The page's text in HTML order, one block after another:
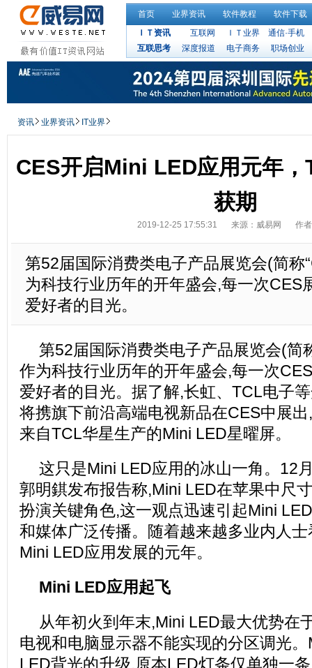
首页 业界资讯 软件教程
软件下载
ＩＴ资讯
互联网 ＩＴ业界
通信·手机
互联思考
深度报道 电子商务 职场创业
资讯 业界资讯 IT业界
CES开启Mini LED应用元年，
获期
2019-12-25 17:55:31 来源：威易网 作
第52届国际消费类电子产品展览会(简称
为科技行业历年的开年盛会,每一次CES
爱好者的目光。
第52届国际消费类电子产品展览会(简
作为科技行业历年的开年盛会,每一次
爱好者的目光。据了解,长虹、TCL电子
将携旗下前沿高端电视新品在CES中展
来自TCL华星生产的Mini LED星曜屏。
这只是Mini LED应用的冰山一角。12
郭明錤发布报告称,Mini LED在苹果中尺
扮演关键角色,这一观点迅速引起Mini
和媒体广泛传播。随着越来越多业内人
Mini LED应用发展的元年。
Mini LED应用起飞
从年初火到年末,Mini LED最大优势在
电视和电脑显示器不能实现的分区调光
LED背光的升级,原本LED灯条仅单独一